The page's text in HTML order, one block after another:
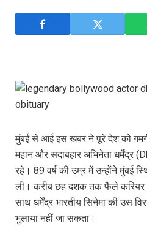
मुंबई से आई इस खबर ने पूरे देश को
महान और सदाबहार अभिनेता धर्मेंद्र
रहे। 89 वर्ष की उम्र में उन्होंने मुंबई
ली। करीब छह दशक तक फैले करियर
साथ धर्मेंद्र भारतीय सिनेमा की उस
भुलाया नहीं जा सकता।